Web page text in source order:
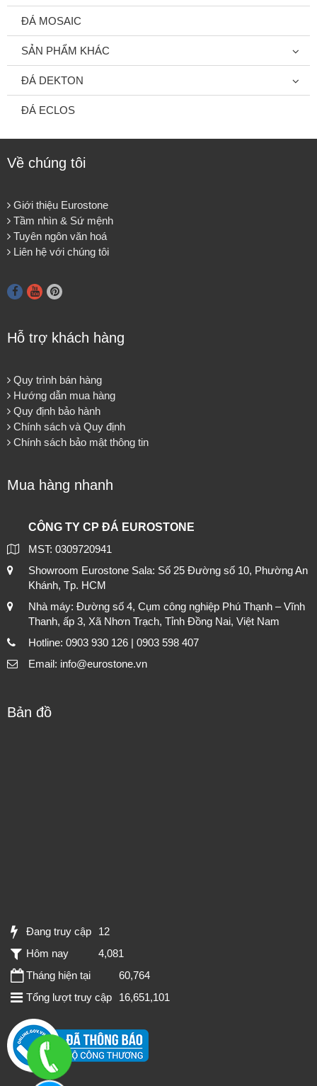
ĐÁ MOSAIC
SẢN PHẨM KHÁC
ĐÁ DEKTON
ĐÁ ECLOS
Về chúng tôi
Giới thiệu Eurostone
Tầm nhìn & Sứ mệnh
Tuyên ngôn văn hoá
Liên hệ với chúng tôi
Hỗ trợ khách hàng
Quy trình bán hàng
Hướng dẫn mua hàng
Quy định bảo hành
Chính sách và Quy định
Chính sách bảo mật thông tin
Mua hàng nhanh
CÔNG TY CP ĐÁ EUROSTONE
MST: 0309720941
Showroom Eurostone Sala: Số 25 Đường số 10, Phường An
Khánh, Tp. HCM
Nhà máy: Đường số 4, Cụm công nghiệp Phú Thạnh – Vĩnh
Thanh, ấp 3, Xã Nhơn Trạch, Tỉnh Đồng Nai, Việt Nam
Hotline: 0903 930 126 | 0903 598 407
Email: info@eurostone.vn
Bản đồ
Đang truy cập
12
Hôm nay
4,081
Tháng hiện tại
60,764
Tổng lượt truy cập
16,651,101